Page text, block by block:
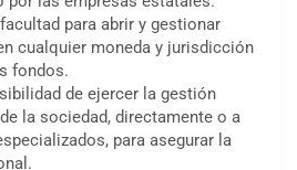
facultad para abrir y gestionar
cualquier moneda y jurisdicción
fondos.
de ejercer la gestión
la sociedad, directamente o a
para asegurar la